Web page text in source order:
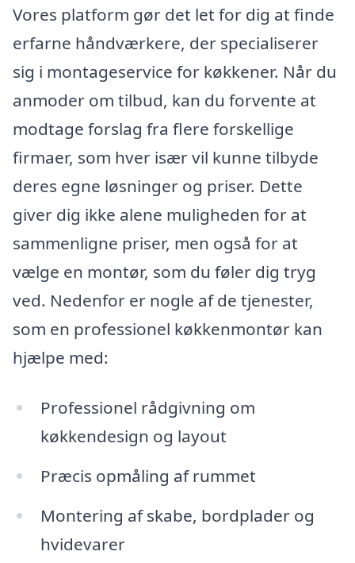
Vores platform gør det let for dig at finde
erfarne håndværkere, der specialiserer
sig i montageservice for køkkener. Når du
anmoder om tilbud, kan du forvente at
modtage forslag fra flere forskellige
firmaer, som hver især vil kunne tilbyde
deres egne løsninger og priser. Dette
giver dig ikke alene muligheden for at
sammenligne priser, men også for at
vælge en montør, som du føler dig tryg
ved. Nedenfor er nogle af de tjenester,
som en professionel køkkenmontør kan
hjælpe med:
Professionel rådgivning om
køkkendesign og layout
Præcis opmåling af rummet
Montering af skabe, bordplader og
hvidevarer